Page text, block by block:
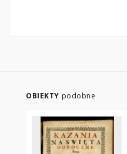
OBIEKTY podobne